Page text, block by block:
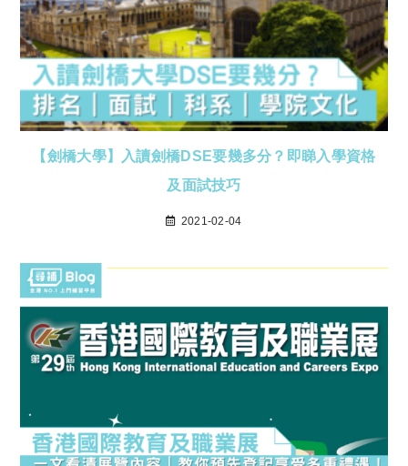
【劍橋大學】入讀劍橋DSE要幾多分？即睇入學資格
及面試技巧
2021-02-04